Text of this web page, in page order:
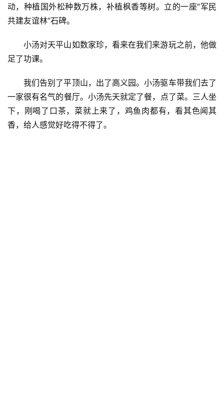
游
专
题
登录
动，种植国外松种数万株，补植枫香等树。立的一座“军民
共建友谊林”石碑。
小汤对天平山如数家珍，看来在我们来游玩之前，他做
足了功课。
我们告别了平顶山，出了高义园。小汤驱车带我们去了
一家很有名气的餐厅。小汤先天就定了餐，点了菜。三人坐
下，刚喝了口茶，菜就上来了，鸡鱼肉都有，看其色闻其
香，给人感觉好吃得不得了。